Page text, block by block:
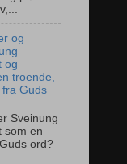
og
og
troende,
Guds
Sveinung
som en
ord?